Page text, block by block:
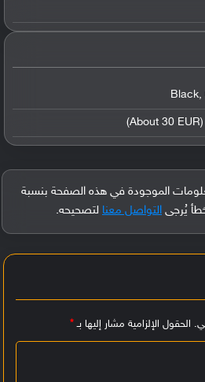
Black,
الموجودة في هذه الصفحة بنسبة
التواصل معنا لتصحيحه.
الحقول الإلزامية مشار إليها بـ*